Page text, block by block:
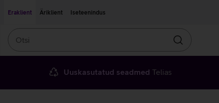
Eraklient
Äriklient Iseteenindus
Otsin
Uuskasutatud seadmed Telias